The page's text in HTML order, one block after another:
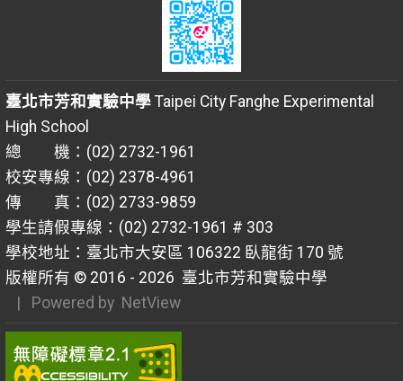
臺北市芳和實驗中學Taipei City Fanghe Experimental
High School
總 機：(02) 2732-1961
校安專線：(02) 2378-4961
傳 真：(02) 2733-9859
學生請假專線：(02) 2732-1961 # 303
學校地址：臺北市大安區 106322 臥龍街 170 號
版權所有 © 2016 - 2026 臺北市芳和實驗中學
| Powered by NetView